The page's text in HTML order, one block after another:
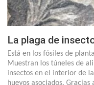
La plaga de
Está en los fósiles de
Muestran los túneles de
insectos en el interior de
huevos asociados.